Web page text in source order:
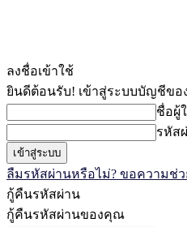
ลงชื่อเข้าใช้
ยินดีต้อนรับ! เข้าสู่ระบบบัญชีข
ชื่อผู้
รหัส
ลืมรหัสผ่านหรือไม่? ขอความช่ว
กู้คืนรหัสผ่าน
กู้คืนรหัสผ่านของคุณ